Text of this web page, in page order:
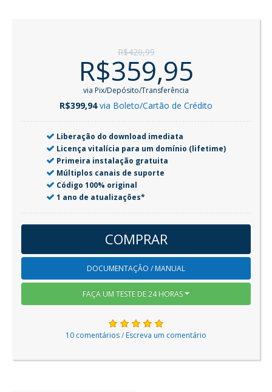
R$420,99
R$359,95
via Pix/Depósito/Transferência
R$399,94via Boleto/Cartão de Crédito
Liberação do download imediata
Licença vitalícia para um domínio (lifetime)
Primeira instalação gratuita
Múltiplos canais de suporte
Código 100% original
1 ano de atualizações*
COMPRAR
DOCUMENTAÇÂO / MANUAL
FAÇA UM TESTE DE 24 HORAS
10 comentários/ Escreva um comentário